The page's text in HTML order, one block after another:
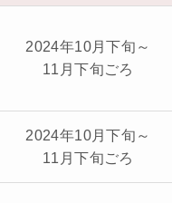
2024年10月下旬～
11月下旬ごろ
2024年10月下旬～
11月下旬ごろ